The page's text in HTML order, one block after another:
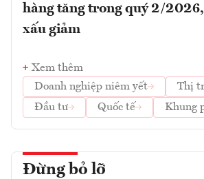
hàng tăng trong quý 2/
xấu giảm
Xem thêm
Doanh nghiệp niêm yết
Thị
Đầu tư
Quốc tế Khung
Đừng bỏ lỡ